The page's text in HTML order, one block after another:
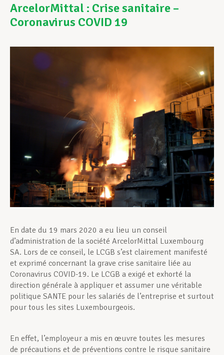
Vos droits
Assistance en vie privée
Développement professionnel
Devenir Membre
Actualités
ArcelorMittal : Crise sanitaire –
Coronavirus COVID 19
En date du 19 mars 2020 a eu lieu un conseil
d’administration de la société ArcelorMittal Luxembourg
SA. Lors de ce conseil, le LCGB s’est clairement manifesté
et exprimé concernant la grave crise sanitaire liée au
Coronavirus COVID-19. Le LCGB a exigé et exhorté la
direction générale à appliquer et assumer une véritable
politique SANTE pour les salariés de l’entreprise et surtout
pour tous les sites Luxembourgeois.
En effet, l’employeur a mis en œuvre toutes les mesures
de précautions et de préventions contre le risque sanitaire